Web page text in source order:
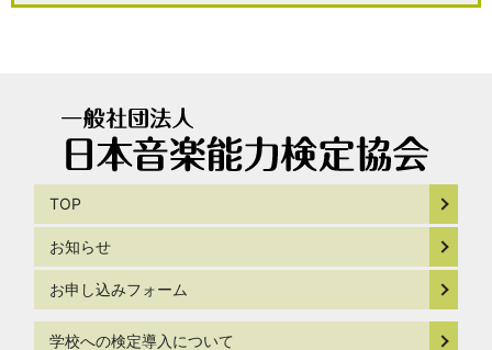
TOP
お知らせ
お申し込みフォーム
学校への検定導入について